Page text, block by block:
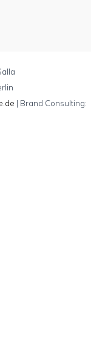
| Brand Consulting: